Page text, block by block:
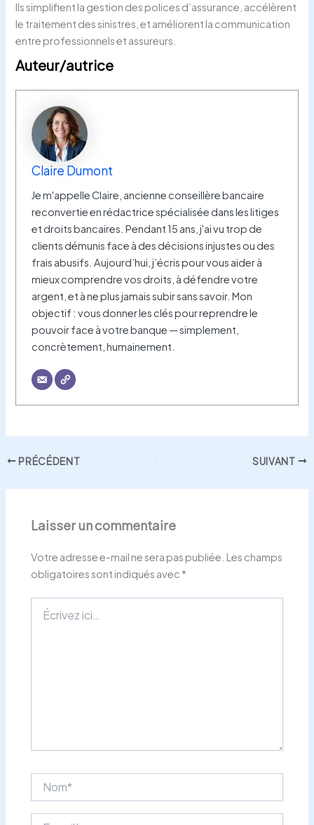
Ils simplifient la gestion des polices d’assurance, accélèrent
le traitement des sinistres, et améliorent la communication
entre professionnels et assureurs.
Auteur/autrice
Claire Dumont
Je m'appelle Claire, ancienne conseillère bancaire
reconvertie en rédactrice spécialisée dans les litiges
et droits bancaires. Pendant 15 ans, j'ai vu trop de
clients démunis face à des décisions injustes ou des
frais abusifs. Aujourd’hui, j’écris pour vous aider à
mieux comprendre vos droits, à défendre votre
argent, et à ne plus jamais subir sans savoir. Mon
objectif : vous donner les clés pour reprendre le
pouvoir face à votre banque — simplement,
concrètement, humainement.
PRÉCÉDENT SUIVANT
Laisser un commentaire
Votre adresse e-mail ne sera pas publiée. Les champs
obligatoires sont indiqués avec *
ici…